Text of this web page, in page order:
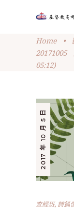
Home •
20171005
05:12)
2017 年 10 月 5 日
查經班, 詩篇